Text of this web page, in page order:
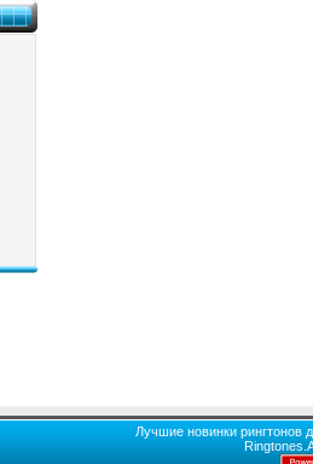
Лучшие новинки рингтонов